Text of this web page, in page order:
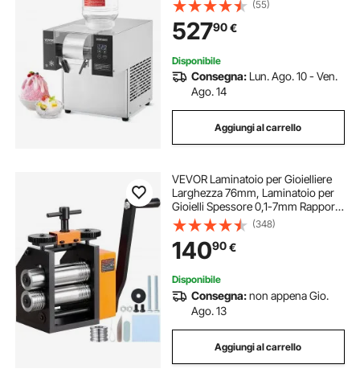
Raffreddamento ad Aria per
Dissipazione Calore, per Panetteria,
Bar
(55)
52790€
Disponibile
Consegna: Lun. Ago. 10 - Ven.
Ago. 14
Aggiungi al carrello
VEVOR Laminatoio per Gioielliere
Larghezza 76mm, Laminatoio per
Gioielli Spessore 0,1-7mm Rapporto
di Trasmissione Regolabile 1:2 per la
Lavorazione di Gioielli Lamiera Oro
Argento Anello Bracciale
(348)
14090€
Disponibile
Consegna:non appena Gio.
Ago. 13
Aggiungi al carrello